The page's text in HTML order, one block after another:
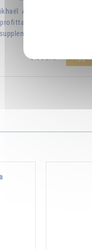
Aïvanhov Pensieri
dello sconto di 2
aggiunta
5.00CHF